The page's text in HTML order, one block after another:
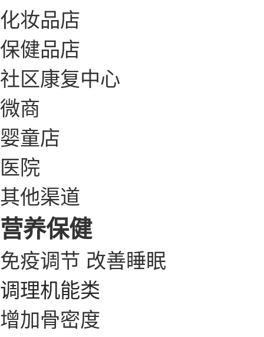
化妆品店
保健品店
社区康复中心
微商
婴童店
医院
其他渠道
营养保健
免疫调节 改善睡眠
调理机能类
增加骨密度